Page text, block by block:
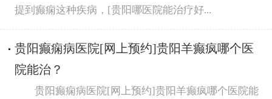
提到癫痫这种疾病，[贵阳哪医院能治疗好...
贵阳癫痫病医院[网上预约]贵阳羊癫疯哪个医
院能治？
贵阳癫痫病医院[网上预约]贵阳羊癫疯哪个医院能